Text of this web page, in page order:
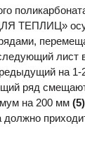
ТЕПЛИЦ»
лист
на
ряд
на 200 мм(5)
должно